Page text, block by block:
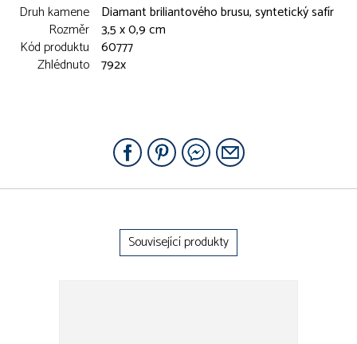
Druh kamene Diamant briliantového brusu, syntetický safír
Rozměr 3,5 x 0,9 cm
Kód produktu 60777
Zhlédnuto 792x
Související produkty